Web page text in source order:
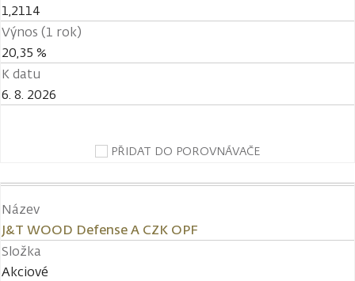
1,2114
Výnos (1 rok)
20,35 %
K datu
6. 8. 2026
PŘIDAT DO POROVNÁVAČE
Název
J&T WOOD Defense A CZK OPF
Složka
Akciové